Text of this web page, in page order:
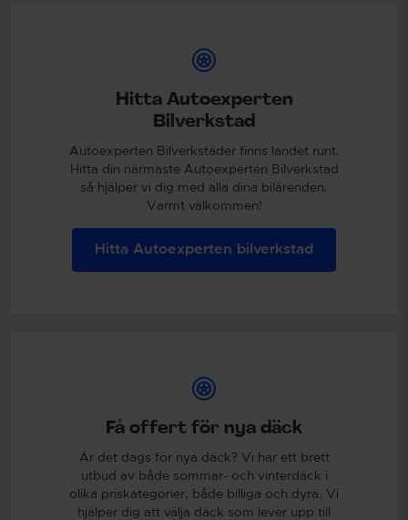
Hitta Autoexperten
Bilverkstad
Autoexperten Bilverkstäder finns landet runt.
Hitta din närmaste Autoexperten Bilverkstad
så hjälper vi dig med alla dina bilärenden.
Varmt välkommen!
Hitta Autoexperten bilverkstad
Få offert för nya däck
Är det dags för nya däck? Vi har ett brett
utbud av både sommar- och vinterdäck i
olika priskategorier, både billiga och dyra. Vi
hjälper dig att välja däck som lever upp till